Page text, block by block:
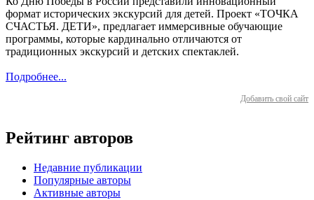
формат исторических экскурсий для детей. Проект «ТОЧКА
СЧАСТЬЯ. ДЕТИ», предлагает иммерсивные обучающие
программы, которые кардинально отличаются от
традиционных экскурсий и детских спектаклей.
Подробнее...
Добавить свой сайт
Рейтинг авторов
Недавние публикации
Популярные авторы
Активные авторы